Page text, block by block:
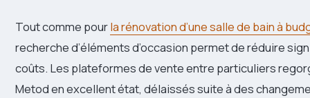
Tout comme pourla rénovation d’une salle de bain à
recherche d’éléments d’occasion permet de réduire
coûts. Les plateformes de vente entre particuliers
Metod en excellent état, délaissés suite à des